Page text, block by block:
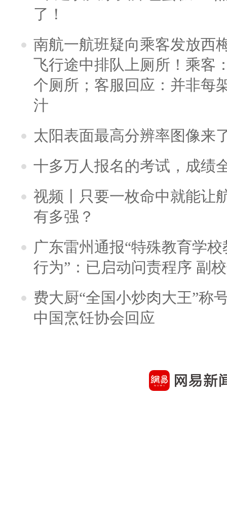
了！
南航一航班疑向乘客发放西
飞行途中排队上厕所！乘客
个厕所；客服回应：并非每
汁
太阳表面最高分辨率图像来
十多万人报名的考试，成绩
视频丨只要一枚命中就能让
有多强？
广东雷州通报“特殊教育学
行为”：已启动问责程序 副
费大厨“全国小炒肉大王”称
中国烹饪协会回应